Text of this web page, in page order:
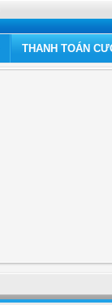
THANH TOÁN